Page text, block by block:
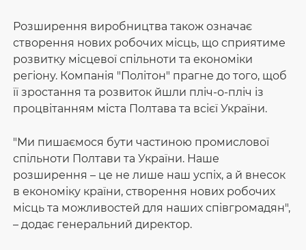
Розширення виробництва також означає
створення нових робочих місць, що сприятиме
розвитку місцевої спільноти та економіки
регіону. Компанія "Політон" прагне до того, щоб
її зростання та розвиток йшли пліч-о-пліч із
процвітанням міста Полтава та всієї України.
"Ми пишаємося бути частиною промислової
спільноти Полтави та України. Наше
розширення – це не лише наш успіх, а й внесок
в економіку країни, створення нових робочих
місць та можливостей для наших співгромадян",
– додає генеральний директор.